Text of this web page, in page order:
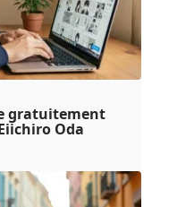
gratuitement
Oda